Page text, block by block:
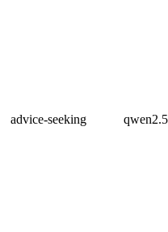
advice-seeking